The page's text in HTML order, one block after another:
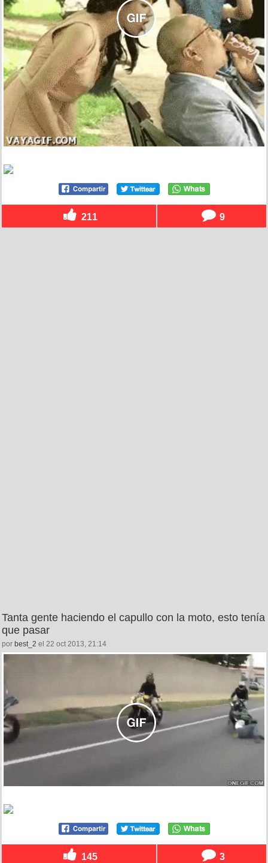
211 9
Tanta gente haciendo el capullo con la moto, esto tenía
que pasar
por best_2 el 22 oct 2013, 21:14
145 3